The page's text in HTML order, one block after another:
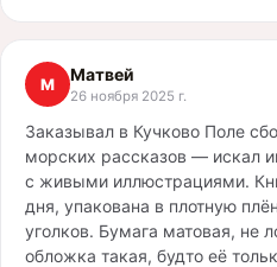
М Матвей
26 ноября 2025 г.
Заказывал в Кучково Поле
морских рассказов — искал
с живыми иллюстрациями.
дня, упакована в плотную
уголков. Бумага матовая, не
обложка такая, будто её